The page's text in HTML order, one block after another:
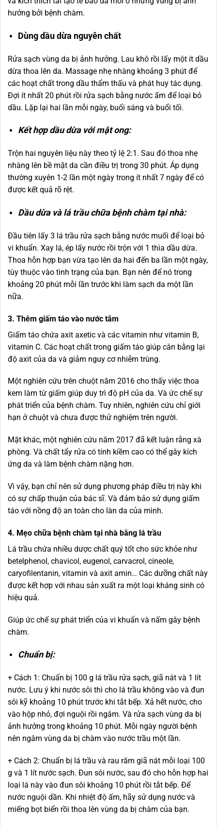
hưởng bởi bệnh chàm.
Dùng dầu dừa nguyên chất
Rửa sạch vùng da bị ảnh hưởng. Lau khô rồi lấy một ít dầu
dừa thoa lên da. Massage nhẹ nhàng khoảng 3 phút để
các hoạt chất trong dầu thẩm thấu và phát huy tác dụng.
Đợi ít nhất 20 phút rồi rửa sạch bằng nước ấm để loại bỏ
dầu. Lặp lại hai lần mỗi ngày, buổi sáng và buổi tối.
Kết hợp dầu dừa với mật ong:
Trộn hai nguyên liệu này theo tỷ lệ 2:1. Sau đó thoa nhẹ
nhàng lên bề mặt da cần điều trị trong 30 phút. Áp dụng
thường xuyên 1-2 lần một ngày trong ít nhất 7 ngày để có
được kết quả rõ rệt.
Dầu dừa và lá trầu chữa bệnh chàm tại nhà:
Đầu tiên lấy 3 lá trầu rửa sạch bằng nước muối để loại bỏ
vi khuẩn. Xay lá, ép lấy nước rồi trộn với 1 thìa dầu dừa.
Thoa hỗn hợp bạn vừa tạo lên da hai đến ba lần một ngày,
tùy thuộc vào tình trạng của bạn. Bạn nên để nó trong
khoảng 20 phút mỗi lần trước khi làm sạch da một lần
nữa.
3. Thêm giấm táo vào nước tắm
Giấm táo chứa axit axetic và các vitamin như vitamin B,
vitamin C. Các hoạt chất trong giấm táo giúp cân bằng lại
độ axit của da và giảm nguy cơ nhiễm trùng.
Một nghiên cứu trên chuột năm 2016 cho thấy việc thoa
kem làm từ giấm giúp duy trì độ pH của da. Và ức chế sự
phát triển của bệnh chàm. Tuy nhiên, nghiên cứu chỉ giới
hạn ở chuột và chưa được thử nghiệm trên người.
Mặt khác, một nghiên cứu năm 2017 đã kết luận rằng xà
phòng. Và chất tẩy rửa có tính kiềm cao có thể gây kích
ứng da và làm bệnh chàm nặng hơn.
Vì vậy, bạn chỉ nên sử dụng phương pháp điều trị này khi
có sự chấp thuận của bác sĩ. Và đảm bảo sử dụng giấm
táo với nồng độ an toàn cho làn da của mình.
4. Mẹo chữa bệnh chàm tại nhà bằng lá trầu
Lá trầu chứa nhiều dược chất quý tốt cho sức khỏe như
betelphenol, chavicol, eugenol, carvacrol, cineole,
caryofilentanin, vitamin và axit amin… Các dưỡng chất này
được kết hợp với nhau sản xuất ra một loại kháng sinh có
hiệu quả.
Giúp ức chế sự phát triển của vi khuẩn và nấm gây bệnh
chàm.
Chuẩn bị:
+ Cách 1: Chuẩn bị 100 g lá trầu rửa sạch, giã nát và 1 lít
nước. Lưu ý khi nước sôi thì cho lá trầu không vào và đun
sôi kỹ khoảng 10 phút trước khi tắt bếp. Xả hết nước, cho
vào hộp nhỏ, đợi nguội rồi ngâm. Và rửa sạch vùng da bị
ảnh hưởng trong khoảng 10 phút. Mỗi ngày người bệnh
nên ngâm vùng da bị chàm vào nước trầu một lần.
+ Cách 2: Chuẩn bị lá trầu và rau răm giã nát mỗi loại 100
g và 1 lít nước sạch. Đun sôi nước, sau đó cho hỗn hợp hai
loại lá này vào đun sôi khoảng 10 phút rồi tắt bếp. Để
nước nguội dần. Khi nhiệt độ ấm, hãy sử dụng nước và
miếng bọt biển rồi thoa lên vùng da bị chàm của bạn.